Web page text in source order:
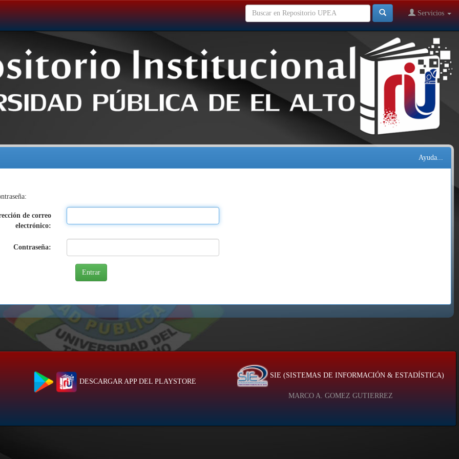
Servicios
Ayuda...
de correo
electrónico:
Contraseña:
DESCARGAR APP DEL PLAYSTORE
SIE (SISTEMAS DE INFORMACIÓN & ESTADÍSTICA)
MARCO A. GOMEZ GUTIERREZ